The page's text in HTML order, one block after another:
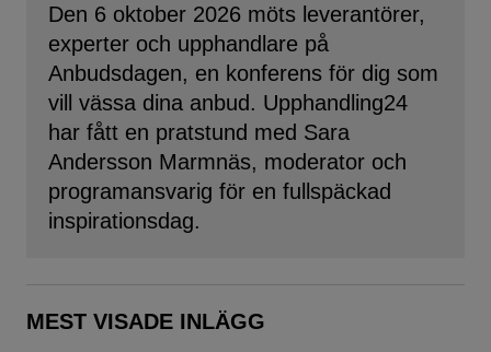
Den 6 oktober 2026 möts leverantörer,
experter och upphandlare på
Anbudsdagen, en konferens för dig som
vill vässa dina anbud. Upphandling24
har fått en pratstund med Sara
Andersson Marmnäs, moderator och
programansvarig för en fullspäckad
inspirationsdag.
MEST VISADE INLÄGG